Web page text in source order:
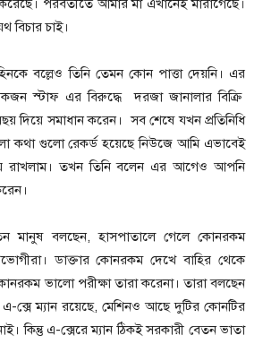
পরবর্তীতে আমার মা এখানেই মারাগেছে।
বিচার চাই।
বল্লেও তিনি তেমন কোন পাত্তা দেয়নি। এর
স্টাফ এর বিরুদ্ধে দরজা জানালার বিক্রি
দিয়ে সমাধান করেন। সব শেষে যখন প্রতিনিধি
কথা গুলো রেকর্ড হয়েছে নিউজে আমি এভাবেই
রাখলাম। তখন তিনি বলেন এর আগেও আপনি
মানুষ বলছেন, হাসপাতালে গেলে কোনরকম
ডাক্তার কোনরকম দেখে বাহির থেকে
ভালো পরীক্ষা তারা করেনা। তারা বলছেন
ক্সে ম্যান রয়েছে, মেশিনও আছে দুটির কোনটির
কিন্তু এ-ক্সেরে ম্যান ঠিকই সরকারী বেতন ভাতা